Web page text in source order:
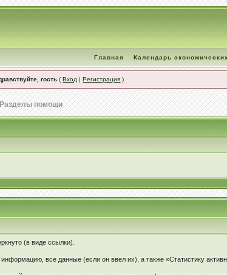
Главная Календарь
гость (Вход |Регистрация )
помощи
(в виде ссылки).
все данные (если он ввел их), а также «Статистику